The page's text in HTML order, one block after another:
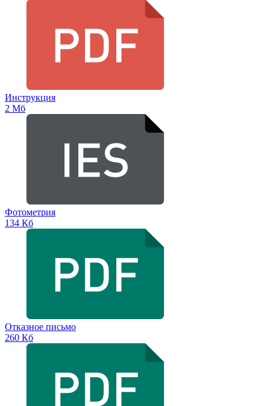
Инструкция
2 Мб
Фотометрия
134 Кб
Отказное письмо
260 Кб